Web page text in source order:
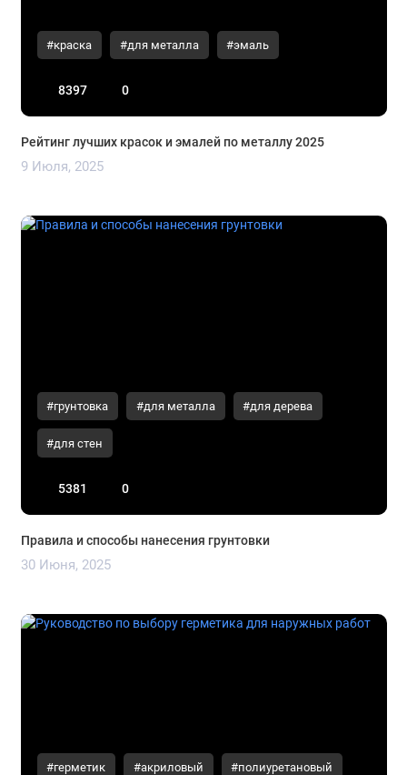
#краска #для металла #эмаль
8397 0
Рейтинг лучших красок и эмалей по металлу 2025
9 Июля, 2025
#грунтовка #для металла #для дерева
#для стен
5381 0
Правила и способы нанесения грунтовки
30 Июня, 2025
#герметик #акриловый #полиуретановый